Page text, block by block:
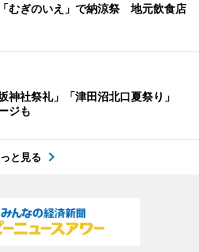
むぎのいえ」で納涼祭 地元飲食店
神社祭礼」「津田沼北口夏祭り」
ジも
と見る